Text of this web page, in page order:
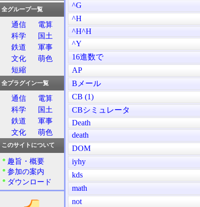
^G
^H
^H^H
^Y
16進数で
AP
Bメール
CB (1)
CBシミュレータ
Death
death
DOM
iyhy
kds
math
not
全グループ一覧
通信
電算
科学
国土
鉄道
軍事
文化
萌色
短縮
全プラグイン一覧
通信
電算
科学
国土
鉄道
軍事
文化
萌色
このサイトについて
趣旨・概要
参加の案内
ダウンロード